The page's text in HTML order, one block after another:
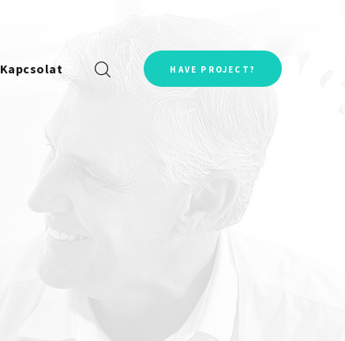
Kapcsolat HAVE PROJECT?